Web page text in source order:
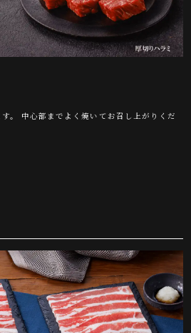
。 中心部までよく焼いてお召し上がりくだ